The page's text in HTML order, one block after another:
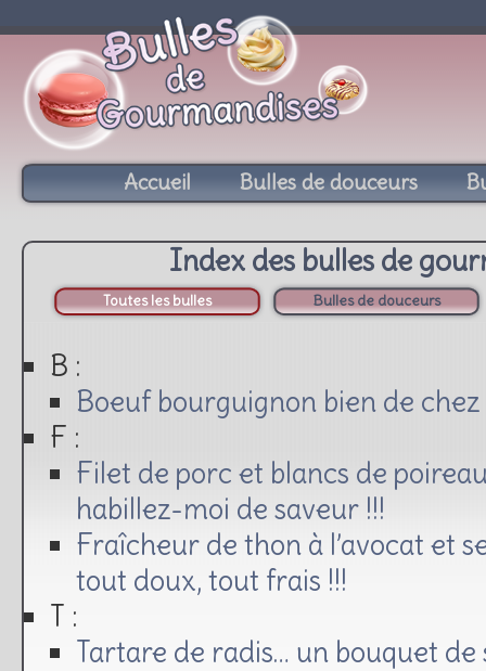
Accueil Bulles de douceurs
Index des bulles de
Toutes les bulles Bulles de douceurs
B :
Boeuf bourguignon bien de
F :
Filet de porc et blancs de
habillez-moi de saveur !!!
Fraîcheur de thon à l’avocat et
tout doux, tout frais !!!
T :
Tartare de radis… un bouquet de